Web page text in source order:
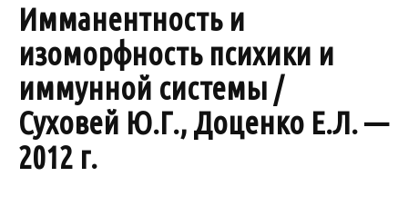
Имманентность и
изоморфность психики и
иммунной системы /
Суховей Ю.Г., Доценко Е.Л. —
2012 г.